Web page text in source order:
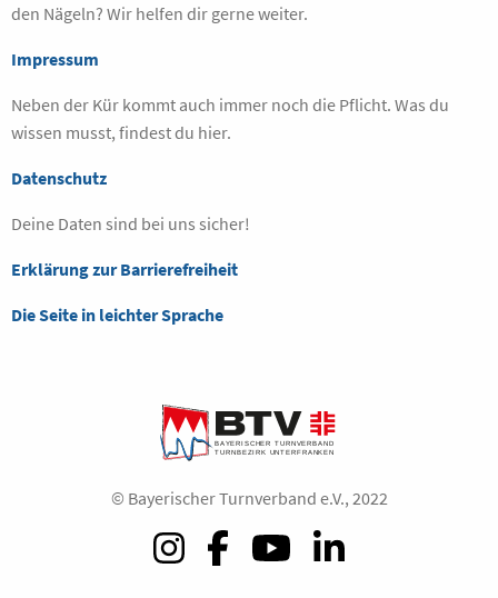
den Nägeln? Wir helfen dir gerne weiter.
Impressum
Neben der Kür kommt auch immer noch die Pflicht. Was du
wissen musst, findest du hier.
Datenschutz
Deine Daten sind bei uns sicher!
Erklärung zur Barrierefreiheit
Die Seite in leichter Sprache
© Bayerischer Turnverband e.V., 2022